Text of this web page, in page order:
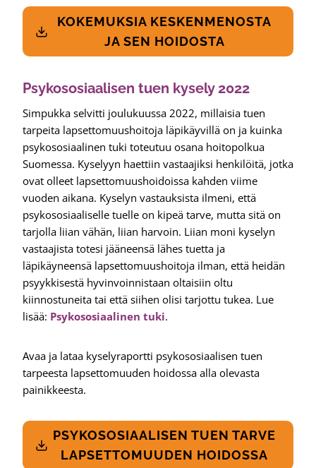
KOKEMUKSIA KESKENMENOSTA
JA SEN HOIDOSTA
Psykososiaalisen tuen kysely 2022
Simpukka selvitti joulukuussa 2022, millaisia tuen
tarpeita lapsettomuushoitoja läpikäyvillä on ja kuinka
psykososiaalinen tuki toteutuu osana hoitopolkua
Suomessa. Kyselyyn haettiin vastaajiksi henkilöitä, jotka
ovat olleet lapsettomuushoidoissa kahden viime
vuoden aikana. Kyselyn vastauksista ilmeni, että
psykososiaaliselle tuelle on kipeä tarve, mutta sitä on
tarjolla liian vähän, liian harvoin. Liian moni kyselyn
vastaajista totesi jääneensä lähes tuetta ja
läpikäyneensä lapsettomuushoitoja ilman, että heidän
psyykkisestä hyvinvoinnistaan oltaisiin oltu
kiinnostuneita tai että siihen olisi tarjottu tukea. Lue
lisää: Psykososiaalinen tuki.
Avaa ja lataa kyselyraportti psykososiaalisen tuen
tarpeesta lapsettomuuden hoidossa alla olevasta
painikkeesta.
PSYKOSOSIAALISEN TUEN TARVE
LAPSETTOMUUDEN HOIDOSSA